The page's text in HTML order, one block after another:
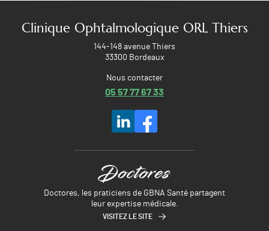
Clinique Ophtalmologique ORL Thiers
144-148 avenue Thiers
33300 Bordeaux
Nous contacter
05 57 77 67 33
Doctores, les praticiens de GBNA Santé partagent
leur expertise médicale.
VISITEZ LE SITE